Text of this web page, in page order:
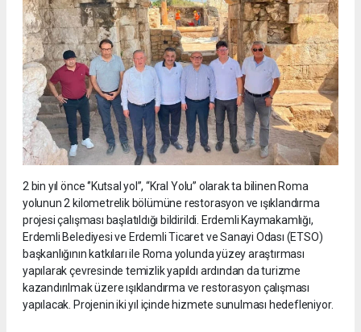
2 bin yıl önce ‘’Kutsal yol’’, “Kral Yolu” olarak ta bilinen Roma
yolunun 2 kilometrelik bölümüne restorasyon ve ışıklandırma
projesi çalışması başlatıldığı bildirildi. Erdemli Kaymakamlığı,
Erdemli Belediyesi ve Erdemli Ticaret ve Sanayi Odası (ETSO)
başkanlığının katkıları ile Roma yolunda yüzey araştırması
yapılarak çevresinde temizlik yapıldı ardından da turizme
kazandırılmak üzere ışıklandırma ve restorasyon çalışması
yapılacak. Projenin iki yıl içinde hizmete sunulması hedefleniyor.